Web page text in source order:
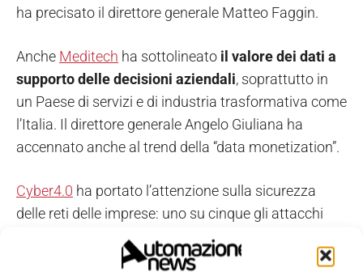
ha precisato il direttore generale Matteo Faggin.
Anche Meditech ha sottolineato il valore dei dati a
supporto delle decisioni aziendali, soprattutto in
un Paese di servizi e di industria trasformativa come
l’Italia. Il direttore generale Angelo Giuliana ha
accennato anche al trend della “data monetization”.
Cyber4.0 ha portato l’attenzione sulla sicurezza
delle reti delle imprese: uno su cinque gli attacchi
sono nel manifatturiero
(Rapporto Clusit)
è in corso un processo rapido didigitalizzazione, a